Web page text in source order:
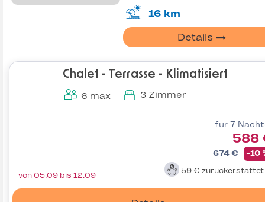
16 km
Details
Chalet - Terrasse - Klimatisiert
6 max 3 Zimmer
für 7
588
674 € -10
59 € zurückerstattet
von 05.09 bis 12.09